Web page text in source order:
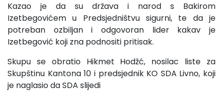
Kazao je da su država i narod s Bakirom
Izetbegovićem u Predsjedništvu sigurni, te da je
potreban ozbiljan i odgovoran lider kakav je
Izetbegović koji zna podnositi pritisak.
Skupu se obratio Hikmet Hodžć, nosilac liste za
Skupštinu Kantona 10 i predsjednik KO SDA Livno, koji
je naglasio da SDA slijedi